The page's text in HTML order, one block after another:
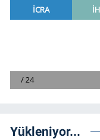
Yükleniyor...